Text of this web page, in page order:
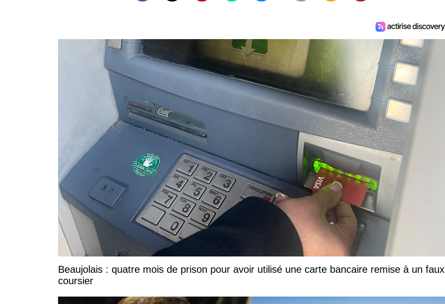
Beaujolais : quatre mois de prison pour avoir utilisé une carte bancaire remise à un faux
coursier